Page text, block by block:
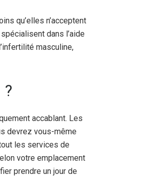
qu’elles n’acceptent
dans l’aide
masculine,
accablant. Les
devrez vous-même
les services de
votre emplacement
prendre un jour de